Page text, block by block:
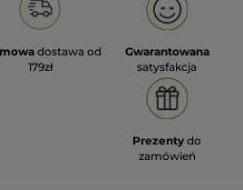
dostawa od
179zł
Gwarantowana
satysfakcja
Prezenty do
zamówień